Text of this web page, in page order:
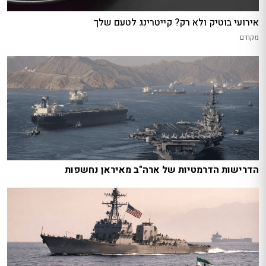
אירועי בוטיק ולא רק? קייטרינג לטעם שלך
מקודם
הדרישות הדרמטיות של ארה"ב מאיראן נחשפות